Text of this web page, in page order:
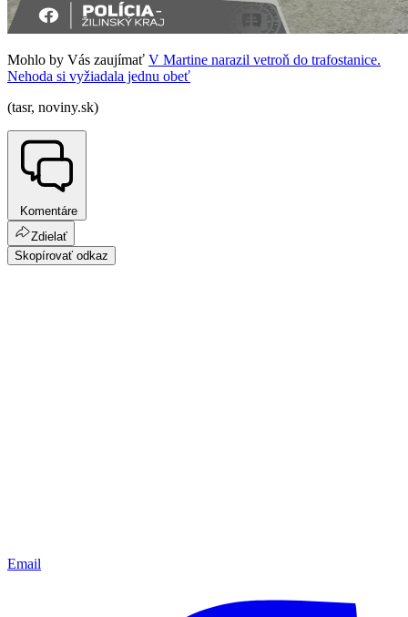
Mohlo by Vás zaujímať V Martine narazil vetroň do trafostanice.
Nehoda si vyžiadala jednu obeť
(tasr, noviny.sk)
Komentáre
Zdielať
Skopírovať odkaz
Email